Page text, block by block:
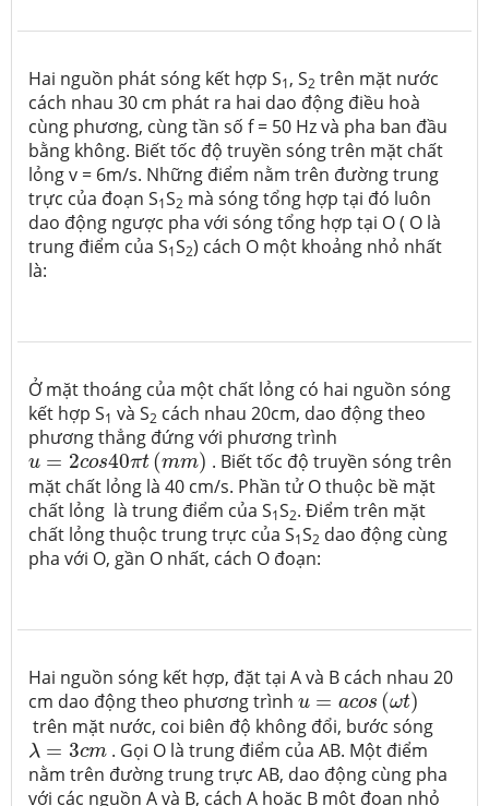
Hai nguồn phát sóng kết hợp S1, S2 trên mặt nước
cách nhau 30 cm phát ra hai dao động điều hoà
cùng phương, cùng tần số f = 50 Hz và pha ban đầu
bằng không. Biết tốc độ truyền sóng trên mặt chất
lỏng v = 6m/s. Những điểm nằm trên đường trung
trực của đoạn S1S2 mà sóng tổng hợp tại đó luôn
dao động ngược pha với sóng tổng hợp tại O ( O là
trung điểm của S1S2) cách O một khoảng nhỏ nhất
là:
Ở mặt thoáng của một chất lỏng có hai nguồn sóng
kết hợp S1 và S2 cách nhau 20cm, dao động theo
phương thẳng đứng với phương trình
u = 2cos40πt (mm)
u=2cos40πt(mm)
. Biết tốc độ truyền sóng trên
mặt chất lỏng là 40 cm/s. Phần tử O thuộc bề mặt
chất lỏng là trung điểm của S1S2. Điểm trên mặt
chất lỏng thuộc trung trực của S1S2 dao động cùng
pha với O, gần O nhất, cách O đoạn:
Hai nguồn sóng kết hợp, đặt tại A và B cách nhau 20
cm dao động theo phương trình u = acos (ωt)
u= acos(ωt)
trên mặt nước, coi biên độ không đổi, bước sóng
λ = 3cm
λ=3cm . Gọi O là trung điểm của AB. Một điểm
nằm trên đường trung trực AB, dao động cùng pha
với các nguồn A và B, cách A hoặc B một đoạn nhỏ